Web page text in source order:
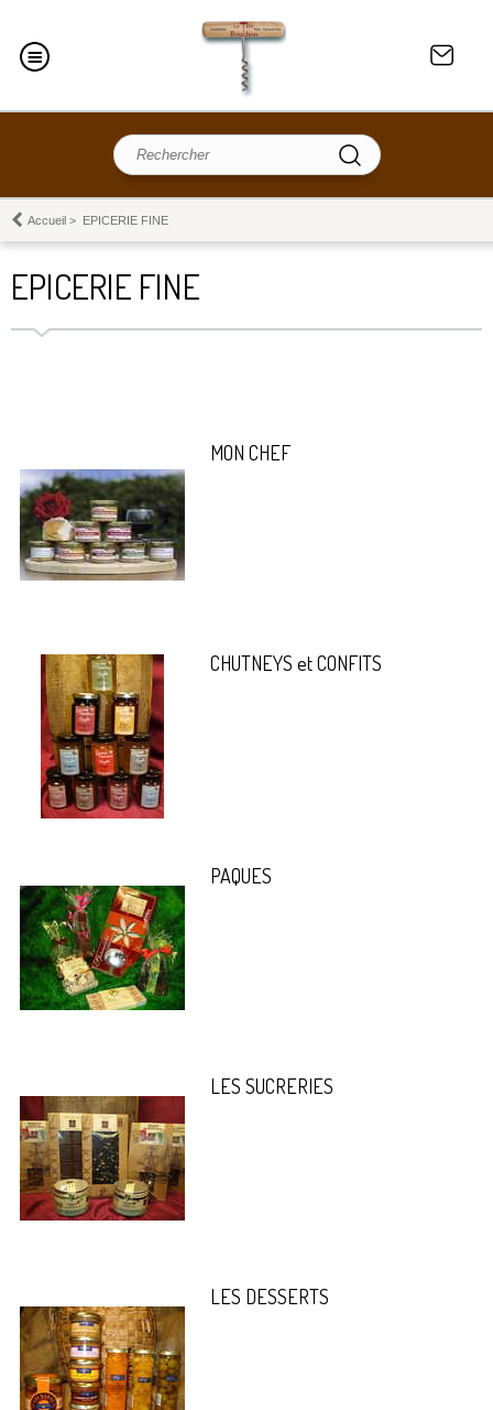
Accueil > EPICERIE FINE
EPICERIE FINE
MON CHEF
CHUTNEYS et CONFITS
PAQUES
LES SUCRERIES
LES DESSERTS